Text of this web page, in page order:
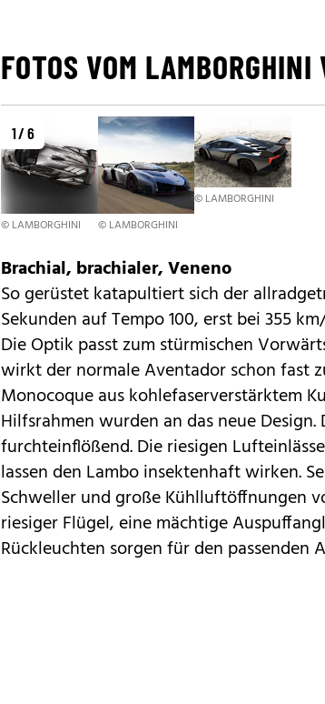
FOTOS VOM LAMBORGHINI
1 / 6
© LAMBORGHINI © LAMBORGHINI
© LAMBORGHINI
Brachial, brachialer, Veneno
So gerüstet katapultiert sich der
Sekunden auf Tempo 100, erst bei 355
Die Optik passt zum stürmischen
wirkt der normale Aventador schon fast
Monocoque aus kohlefaserverstärktem
Hilfsrahmen wurden an das neue
furchteinflößend. Die riesigen
lassen den Lambo insektenhaft wirken.
Schweller und große Kühlluftöffnungen
riesiger Flügel, eine mächtige
Rückleuchten sorgen für den passenden